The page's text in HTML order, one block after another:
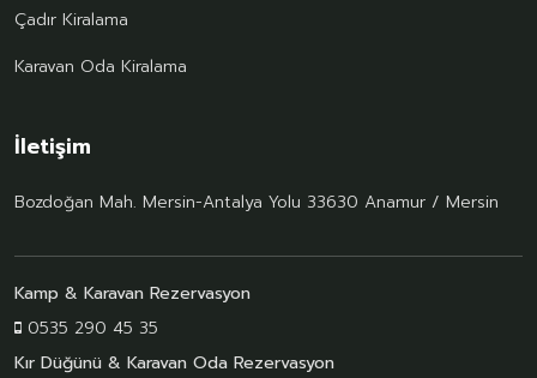
Çadır Kiralama
Karavan Oda Kiralama
İletişim
Bozdoğan Mah. Mersin-Antalya Yolu 33630 Anamur / Mersin
Kamp & Karavan Rezervasyon
0535 290 45 35
Kır Düğünü & Karavan Oda Rezervasyon